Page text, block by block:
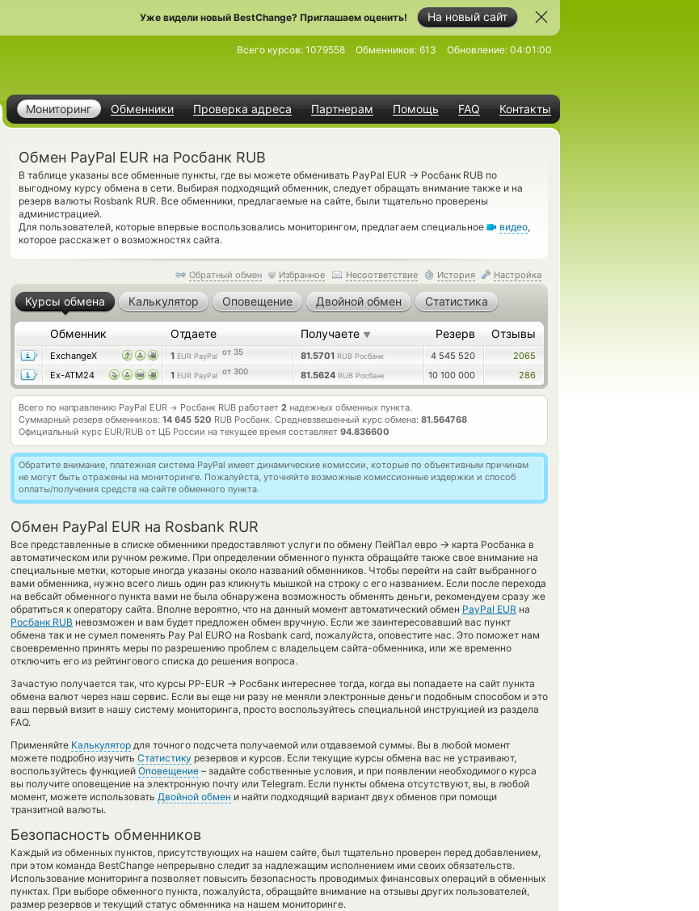
На новый сайт
Уже видели новый BestChange? Приглашаем оценить!
Мониторинг Обменники Проверка адреса Партнерам Помощь FAQ Контакты
Всего курсов: 1079558 Обменников: 613 Обновление: 04:01:00
Обмен PayPal EUR на Росбанк RUB
В таблице указаны все обменные пункты, где вы можете обменивать PayPal EUR → Росбанк RUB по
выгодному курсу обмена в сети. Выбирая подходящий обменник, следует обращать внимание также и на
резерв валюты Rosbank RUR. Все обменники, предлагаемые на сайте, были тщательно проверены
администрацией.
Для пользователей, которые впервые воспользовались мониторингом, предлагаем специальное
видео,
которое расскажет о возможностях сайта.
Обратный обмен Избранное Несоответствие История Настройка
Курсы обмена Калькулятор Оповещение Двойной обмен Статистика
Обменник Отдаете Получаете ▼ Резерв Отзывы
ExchangeX 1 EUR PayPal от 35 81.5701 RUB Росбанк 4 545 520
2065
Ex-ATM24
1 EUR PayPal от 300 81.5624 RUB Росбанк 10 100 000 286
Всего по направлению PayPal EUR → Росбанк RUB работает 2 надежных обменных пункта.
Суммарный резерв обменников: 14 645 520 RUB Росбанк. Средневзвешенный курс обмена: 81.564768
Официальный курс EUR/RUB от ЦБ России на текущее время составляет 94.836600
Обратите внимание, платежная система PayPal имеет динамические комиссии, которые по объективным причинам
не могут быть отражены на мониторинге. Пожалуйста, уточняйте возможные комиссионные издержки и способ
оплаты/получения средств на сайте обменного пункта.
Обмен PayPal EUR на Rosbank RUR
Все представленные в списке обменники предоставляют услуги по обмену ПейПал евро → карта Росбанка в
автоматическом или ручном режиме. При определении обменного пункта обращайте также свое внимание на
специальные метки, которые иногда указаны около названий обменников. Чтобы перейти на сайт выбранного
вами обменника, нужно всего лишь один раз кликнуть мышкой на строку с его названием. Если после перехода
на вебсайт обменного пункта вами не была обнаружена возможность обменять деньги, рекомендуем сразу же
обратиться к оператору сайта. Вполне вероятно, что на данный момент автоматический обмен PayPal EUR на
Росбанк RUB невозможен и вам будет предложен обмен вручную. Если же заинтересовавший вас пункт
обмена так и не сумел поменять Pay Pal EURO на Rosbank card, пожалуйста, оповестите нас. Это поможет нам
своевременно принять меры по разрешению проблем с владельцем сайта-обменника, или же временно
отключить его из рейтингового списка до решения вопроса.
Зачастую получается так, что курсы PP-EUR → Росбанк интереснее тогда, когда вы попадаете на сайт пункта
обмена валют через наш сервис. Если вы еще ни разу не меняли электронные деньги подобным способом и это
ваш первый визит в нашу систему мониторинга, просто воспользуйтесь специальной инструкцией из раздела
FAQ.
Применяйте Калькулятор для точного подсчета получаемой или отдаваемой суммы. Вы в любой момент
можете подробно изучить Статистику резервов и курсов. Если текущие курсы обмена вас не устраивают,
воспользуйтесь функцией Оповещение – задайте собственные условия, и при появлении необходимого курса
вы получите оповещение на электронную почту или Telegram. Если пункты обмена отсутствуют, вы, в любой
момент, можете использовать Двойной обмен и найти подходящий вариант двух обменов при помощи
транзитной валюты.
Безопасность обменников
Каждый из обменных пунктов, присутствующих на нашем сайте, был тщательно проверен перед добавлением,
при этом команда BestChange непрерывно следит за надлежащим исполнением ими своих обязательств.
Использование мониторинга позволяет повысить безопасность проводимых финансовых операций в обменных
пунктах. При выборе обменного пункта, пожалуйста, обращайте внимание на отзывы других пользователей,
размер резервов и текущий статус обменника на нашем мониторинге.